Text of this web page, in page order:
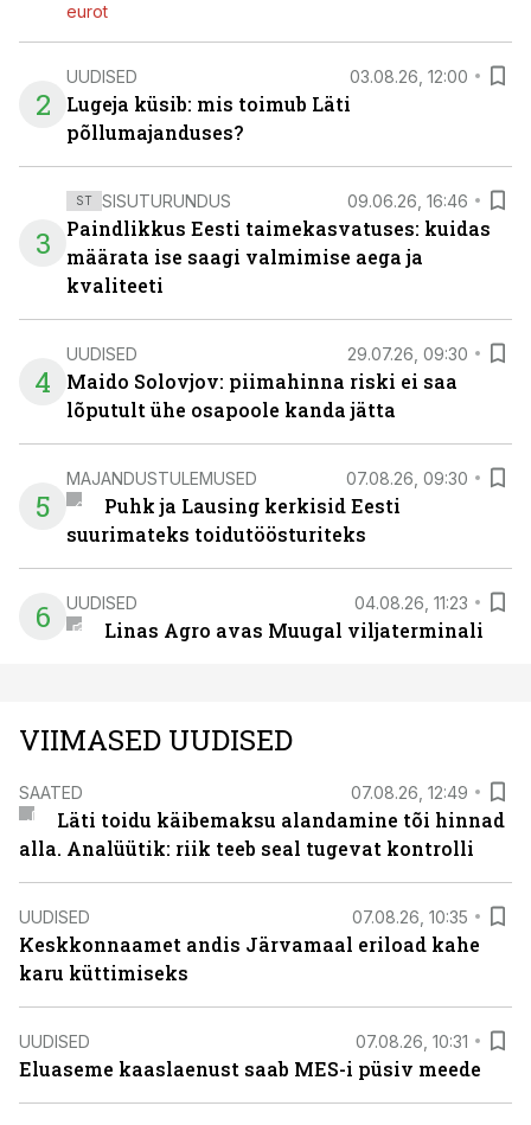
eurot
2
UUDISED 03.08.26, 12:00
Lugeja küsib: mis toimub Läti
põllumajanduses?
3
ST SISUTURUNDUS 09.06.26, 16:46
Paindlikkus Eesti taimekasvatuses: kuidas
määrata ise saagi valmimise aega ja
kvaliteeti
4
UUDISED 29.07.26, 09:30
Maido Solovjov: piimahinna riski ei saa
lõputult ühe osapoole kanda jätta
5
MAJANDUSTULEMUSED 07.08.26, 09:30
Puhk ja Lausing kerkisid Eesti
suurimateks toidutöösturiteks
6 UUDISED 04.08.26, 11:23
Linas Agro avas Muugal viljaterminali
VIIMASED UUDISED
SAATED 07.08.26, 12:49
Läti toidu käibemaksu alandamine tõi hinnad
alla. Analüütik: riik teeb seal tugevat kontrolli
UUDISED 07.08.26, 10:35
Keskkonnaamet andis Järvamaal eriload kahe
karu küttimiseks
UUDISED 07.08.26, 10:31
Eluaseme kaaslaenust saab MES-i püsiv meede